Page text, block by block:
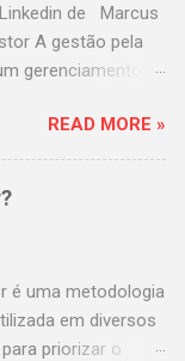
Hospital previna
Hospital Santa
Hospital
Amil
de Marcus
A gestão pela
gerenciamento
focando em
nos negócios.
pode
deste
no IBITDA
READ MORE »
é uma metodologia
em diversos
priorizar o